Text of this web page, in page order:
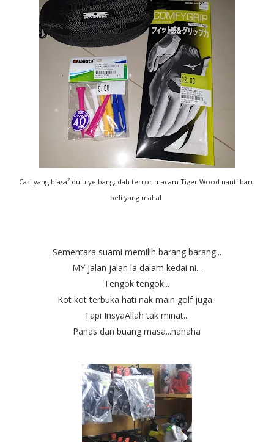
Cari yang biasa² dulu ye bang, dah terror macam Tiger Wood nanti baru
beli yang mahal
Sementara suami memilih barang barang...
MY jalan jalan la dalam kedai ni...
Tengok tengok...
Kot kot terbuka hati nak main golf juga..
Tapi InsyaAllah tak minat...
Panas dan buang masa...hahaha